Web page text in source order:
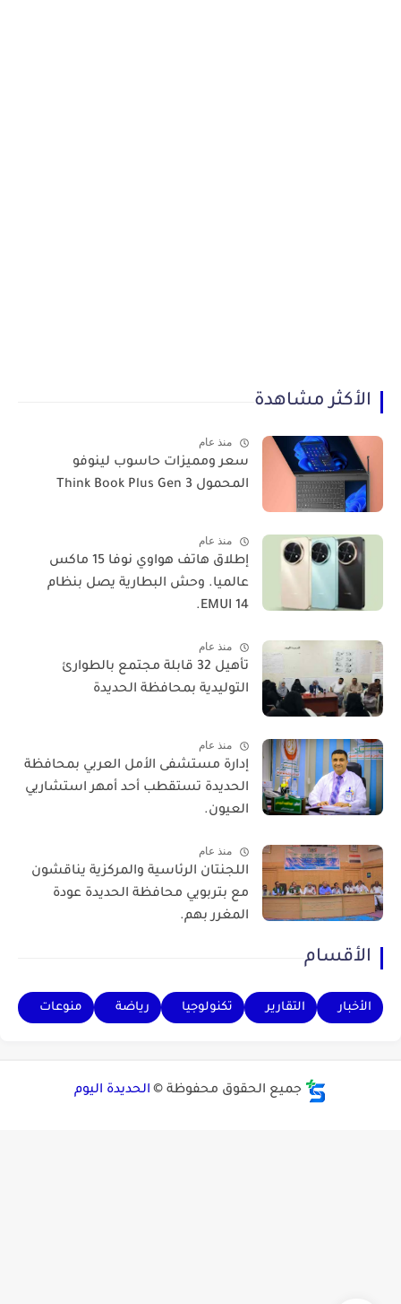
الأكثر مشاهدة
منذ عام
سعر ومميزات حاسوب لينوفو
المحمول Think Book Plus Gen 3
منذ عام
​إطلاق هاتف هواوي نوفا 15 ماكس
عالميا. وحش البطارية يصل بنظام
EMUI 14.
منذ عام
تأهيل 32 قابلة مجتمع بالطوارئ
التوليدية بمحافظة الحديدة
منذ عام
إدارة مستشفى الأمل العربي بمحافظة
الحديدة تستقطب أحد أمهر استشاريي
العيون.
منذ عام
اللجنتان الرئاسية والمركزية يناقشون
مع بتربويي محافظة الحديدة عودة
المغرر بهم.
الأقسام
الأخبار التقارير تكنولوجيا رياضة منوعات
جميع الحقوق محفوظة © الحديدة اليوم